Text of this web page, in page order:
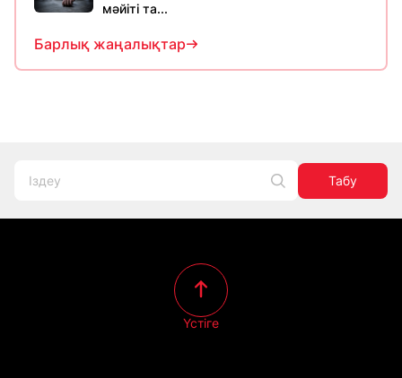
мәйіті та...
Барлық жаңалықтар
Табу
Үстіге